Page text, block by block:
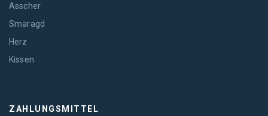
Asscher
Smaragd
Herz
Kissen
ZAHLUNGSMITTEL